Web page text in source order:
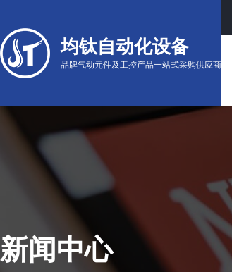
均钛自动化设备
品牌气动元件及工控产品一站式采购供应商
新闻中心